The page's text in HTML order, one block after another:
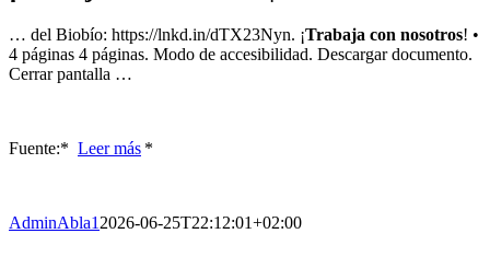
… del Biobío: https://lnkd.in/dTX23Nyn. ¡Trabaja con nosotros! •
4 páginas 4 páginas. Modo de accesibilidad. Descargar documento.
Cerrar pantalla …
Fuente:* ​ Leer más *
AdminAbla1 2026-06-25T22:12:01+02:00